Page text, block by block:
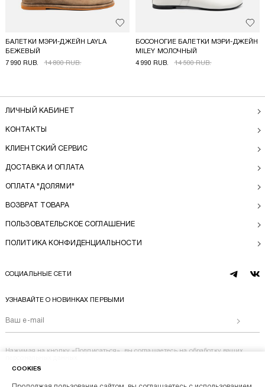
Добавить в избранное
БАЛЕТКИ МЭРИ-ДЖЕЙН LAYLA
БЕЖЕВЫЙ
7 990 RUB.
14 800 RUB.
БОСОНОГИЕ БАЛЕТКИ МЭРИ-ДЖЕЙН
MILEY МОЛОЧНЫЙ
4 990 RUB.
14 500 RUB.
ЛИЧНЫЙ КАБИНЕТ
КОНТАКТЫ
КЛИЕНТСКИЙ СЕРВИС
ДОСТАВКА И ОПЛАТА
ОПЛАТА "ДОЛЯМИ"
ВОЗВРАТ ТОВАРА
ПОЛЬЗОВАТЕЛЬСКОЕ СОГЛАШЕНИЕ
ПОЛИТИКА КОНФИДЕНЦИАЛЬНОСТИ
СОЦИАЛЬНЫЕ СЕТИ
telegram
vk
УЗНАВАЙТЕ О НОВИНКАХ ПЕРВЫМИ
Нажимая на кнопку «Подписаться», вы соглашаетесь на обработку ваших
COOKIES